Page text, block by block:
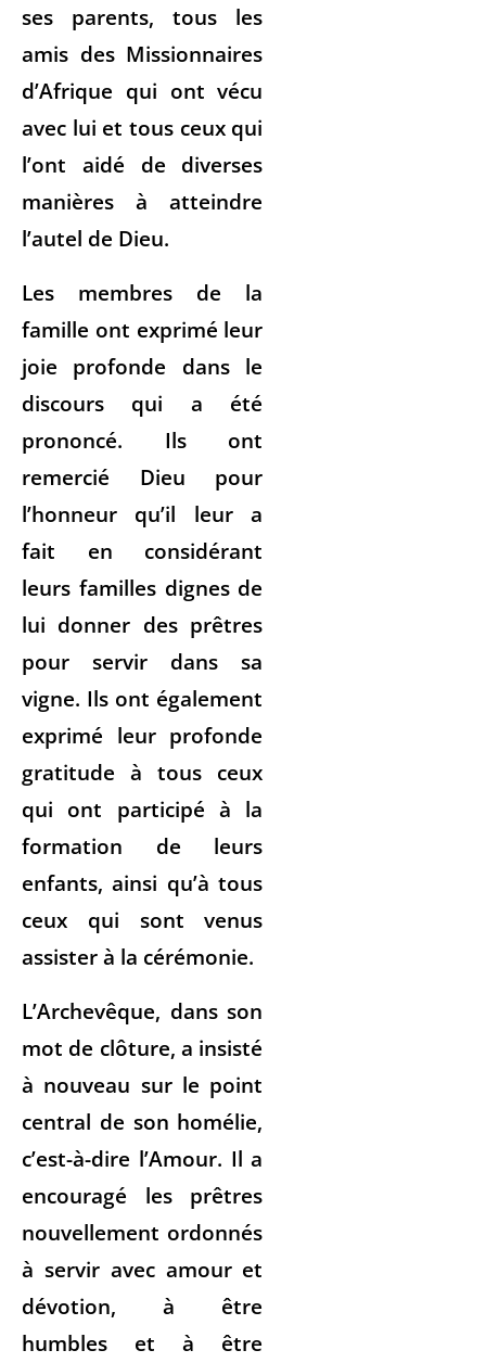
ses parents, tous les
amis des Missionnaires
d’Afrique qui ont vécu
avec lui et tous ceux qui
l’ont aidé de diverses
manières à atteindre
l’autel de Dieu.
Les membres de la
famille ont exprimé leur
joie profonde dans le
discours qui a été
prononcé. Ils ont
remercié Dieu pour
l’honneur qu’il leur a
fait en considérant
leurs familles dignes de
lui donner des prêtres
pour servir dans sa
vigne. Ils ont également
exprimé leur profonde
gratitude à tous ceux
qui ont participé à la
formation de leurs
enfants, ainsi qu’à tous
ceux qui sont venus
assister à la cérémonie.
L’Archevêque, dans son
mot de clôture, a insisté
à nouveau sur le point
central de son homélie,
c’est-à-dire l’Amour. Il a
encouragé les prêtres
nouvellement ordonnés
à servir avec amour et
dévotion, à être
humbles et à être